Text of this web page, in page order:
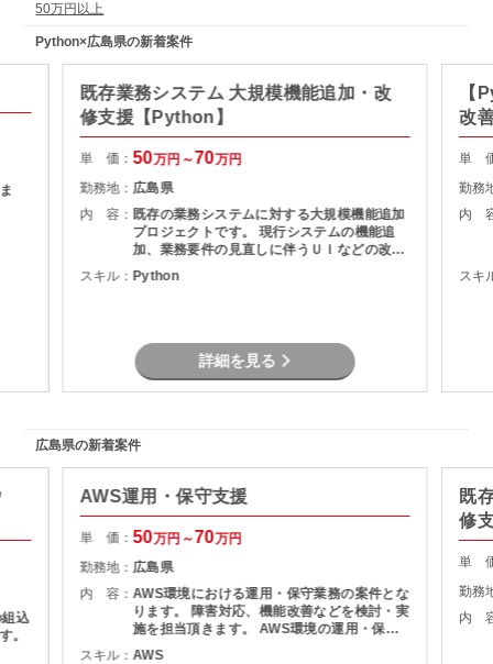
50万円以上
Python×広島県の新着案件
既存業務システム 大規模機能追加・改
修支援【Python】
単 価：50万円～70万円
勤務地： 広島県
内 容： 既存の業務システムに対する大規模機能追加
プロジェクトです。 現行システムの機能追
加、業務要件の見直しに伴うＵＩなどの改修
を担当頂きます。
スキル： Python
詳細を見る
【
改
単
勤務
内
スキ
広島県の新着案件
込
。
AWS運用・保守支援
単 価：50万円～70万円
勤務地： 広島県
内 容：AWS環境における運用・保守業務の案件とな
ります。 障害対応、機能改善などを検討・実
施を担当頂きます。 AWS環境の運用・保守
障害調査 マニュアル作成
スキル：AWS
既
修
単
勤務
内